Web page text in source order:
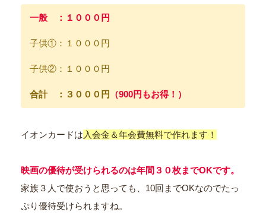
一般 ：１０００円
子供①：１０００円
子供②：１０００円
合計 ：３０００円 （900円もお得！）
イオンカードは 入会金＆年会費無料で作れます！
映画の優待が受けられるのは年間３０枚までOKです。
家族３人で使おうと思っても、10回までOKなのでたっ
ぷり優待受けられますね。